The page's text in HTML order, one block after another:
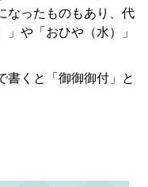
なったものもあり、代
や「おひや（水）」
書くと「御御御付」と